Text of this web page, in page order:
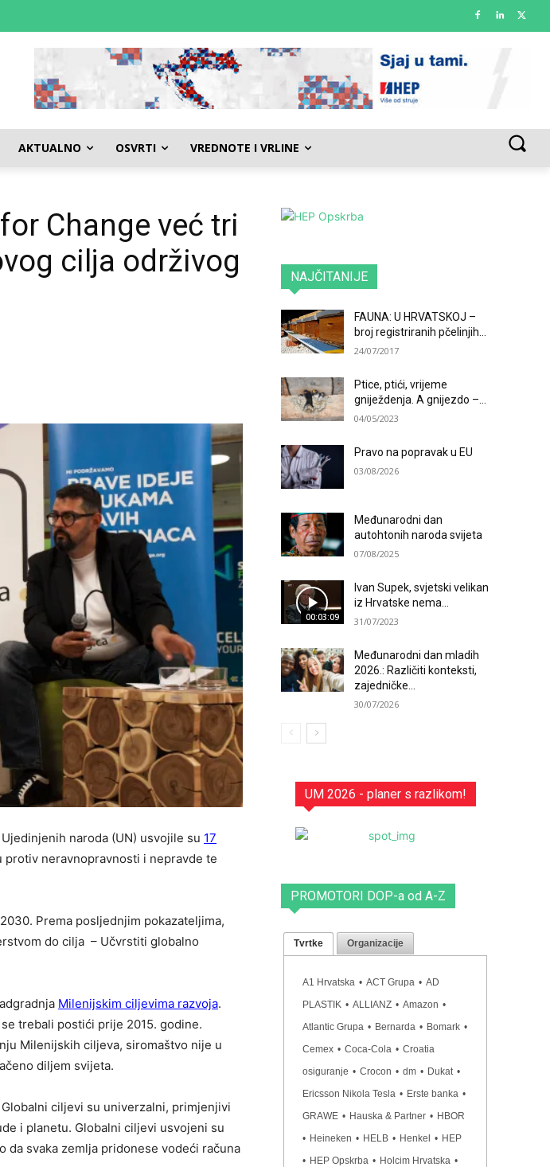
AKTUALNO OSVRTI VREDNOTE I VRLINE
Change već tri
cilja održivog
naroda (UN) usvojile su 17
neravnopravnosti i nepravde te
Prema posljednjim pokazateljima,
do cilja – Učvrstiti globalno
Milenijskim ciljevima razvoja.
trebali postići prije 2015. godine.
Milenijskih ciljeva, siromaštvo nije u
diljem svijeta.
ciljevi su univerzalni, primjenjivi
i planetu. Globalni ciljevi usvojeni su
svaka zemlja pridonese vodeći računa
NAJČITANIJE
FAUNA: U HRVATSKOJ –
broj registriranih pčelinjih...
24/07/2017
Ptice, ptići, vrijeme
gniježdenja. A gnijezdo –...
04/05/2023
Pravo na popravak u EU
03/08/2026
Međunarodni dan
autohtonih naroda svijeta
07/08/2025
00:03:09
Ivan Supek, svjetski velikan
iz Hrvatske nema...
31/07/2023
Međunarodni dan mladih
2026.: Različiti konteksti,
zajedničke...
30/07/2026
UM 2026 - planer s razlikom!
PROMOTORI DOP-a od A-Z
Tvrtke Organizacije
A1 Hrvatska • ACT Grupa • AD
PLASTIK • ALLIANZ • Amazon •
Atlantic Grupa • Bernarda • Bomark •
Cemex • Coca-Cola • Croatia
osiguranje • Crocon • dm • Dukat •
Ericsson Nikola Tesla • Erste banka •
GRAWE • Hauska & Partner • HBOR
• Heineken • HELB • Henkel • HEP
• HEP Opskrba • Holcim Hrvatska •